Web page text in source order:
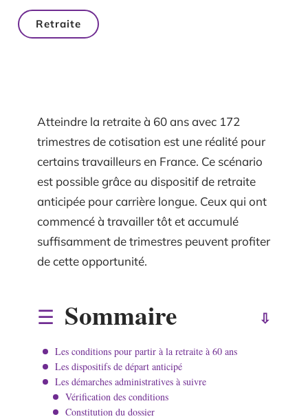
Retraite
Atteindre la retraite à 60 ans avec 172
trimestres de cotisation est une réalité pour
certains travailleurs en France. Ce scénario
est possible grâce au dispositif de retraite
anticipée pour carrière longue. Ceux qui ont
commencé à travailler tôt et accumulé
suffisamment de trimestres peuvent profiter
de cette opportunité.
Sommaire
Les conditions pour partir à la retraite à 60 ans
Les dispositifs de départ anticipé
Les démarches administratives à suivre
Vérification des conditions
Constitution du dossier